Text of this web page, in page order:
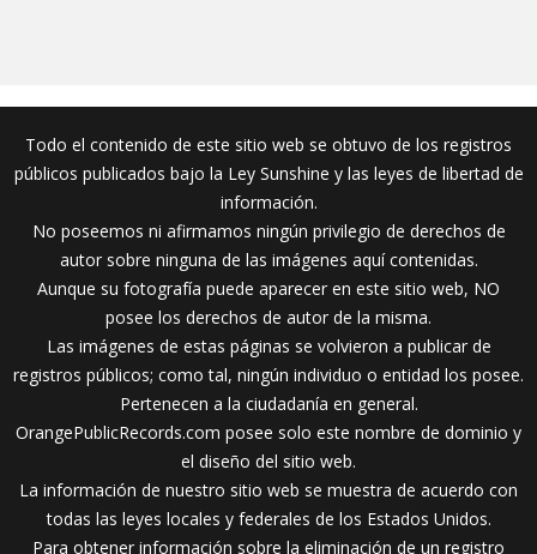
Todo el contenido de este sitio web se obtuvo de los registros
públicos publicados bajo la Ley Sunshine y las leyes de libertad de
información.
No poseemos ni afirmamos ningún privilegio de derechos de
autor sobre ninguna de las imágenes aquí contenidas.
Aunque su fotografía puede aparecer en este sitio web, NO
posee los derechos de autor de la misma.
Las imágenes de estas páginas se volvieron a publicar de
registros públicos; como tal, ningún individuo o entidad los posee.
Pertenecen a la ciudadanía en general.
OrangePublicRecords.com posee solo este nombre de dominio y
el diseño del sitio web.
La información de nuestro sitio web se muestra de acuerdo con
todas las leyes locales y federales de los Estados Unidos.
Para obtener información sobre la eliminación de un registro